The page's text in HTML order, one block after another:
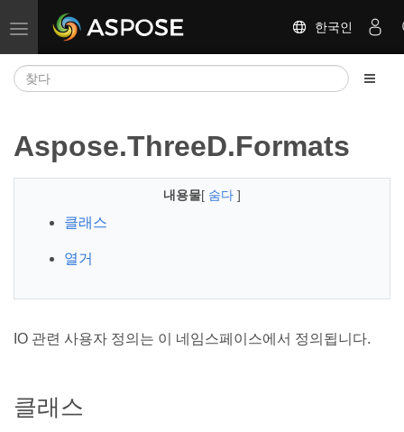
탐색 전환 한국인
Aspose.ThreeD.Formats
내용물[ 숨다 ]
클래스
열거
IO 관련 사용자 정의는 이 네임스페이스에서 정의됩니다.
클래스